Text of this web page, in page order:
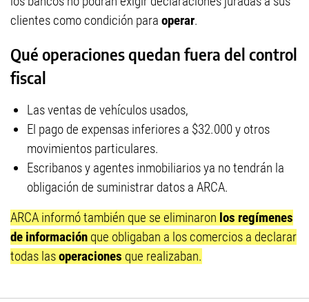
clientes como condición para operar.
Qué operaciones quedan fuera del control
fiscal
Las ventas de vehículos usados,
El pago de expensas inferiores a $32.000 y otros
movimientos particulares.
Escribanos y agentes inmobiliarios ya no tendrán la
obligación de suministrar datos a ARCA.
ARCA informó también que se eliminaron los regímenes
de información que obligaban a los comercios a declarar
todas lasoperaciones que realizaban.